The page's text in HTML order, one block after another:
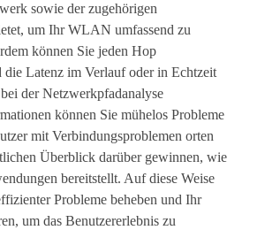
sowie der zugehörigen
um Ihr WLAN umfassend zu
können Sie jeden Hop
die Latenz im Verlauf oder in Echtzeit
der Netzwerkpfadanalyse
können Sie mühelos Probleme
mit Verbindungsproblemen orten
Überblick darüber gewinnen, wie
bereitstellt. Auf diese Weise
Probleme beheben und Ihr
um das Benutzererlebnis zu